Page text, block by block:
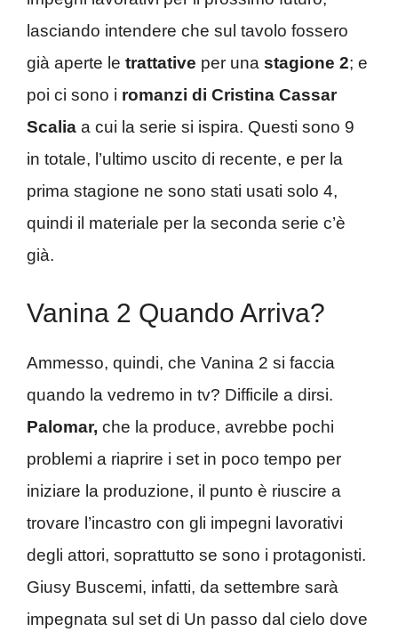
lasciando intendere che sul tavolo fossero
già aperte le trattative per una stagione 2; e
poi ci sono i romanzi di Cristina Cassar
Scalia a cui la serie si ispira. Questi sono 9
in totale, l’ultimo uscito di recente, e per la
prima stagione ne sono stati usati solo 4,
quindi il materiale per la seconda serie c’è
già.
Vanina 2 Quando Arriva?
Ammesso, quindi, che Vanina 2 si faccia
quando la vedremo in tv? Difficile a dirsi.
Palomar, che la produce, avrebbe pochi
problemi a riaprire i set in poco tempo per
iniziare la produzione, il punto è riuscire a
trovare l’incastro con gli impegni lavorativi
degli attori, soprattutto se sono i protagonisti.
Giusy Buscemi, infatti, da settembre sarà
impegnata sul set di Un passo dal cielo dove